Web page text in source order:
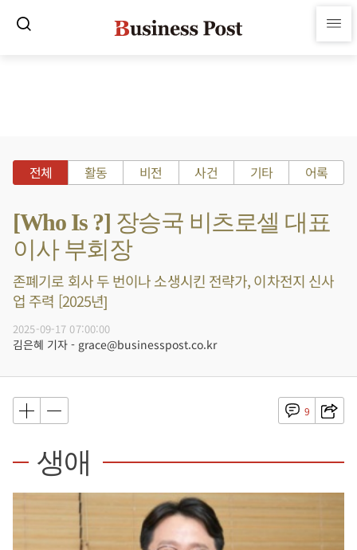
전체 활동 비전 사건 기타 어록
[Who Is ?] 장승국 비츠로셀 대표
이사 부회장
존폐기로 회사 두 번이나 소생시킨 전략가, 이차전지 신사
업 주력 [2025년]
2025-09-17 07:00:00
김은혜 기자 - grace@businesspost.co.kr
9
생애